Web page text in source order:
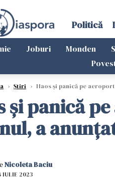
Politică
Joburi Monden
› Știri › Haos și panică pe
și panică
a
Nicoleta Baciu
IULIE 2023